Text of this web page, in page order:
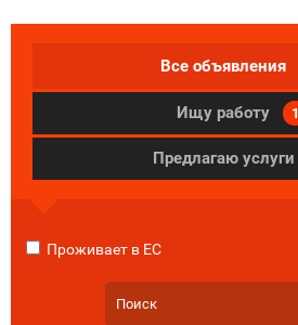
Все объявления
Ищу работу 1
Предлагаю услуги
Проживает в ЕС